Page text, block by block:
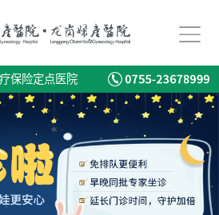
保险定点医院